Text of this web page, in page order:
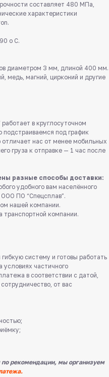
составляет 480 МПа,
характеристики
о С.
диаметром 3 мм, длиной 400 мм.
медь, магний, цирконий и другие
в круглосуточном
под график
отличает нас от менее мобильных
груза к отправке — 1 час после
разные способы доставки:
удобного вам населённого
ПО “Спецсплав”.
нашей компании.
транспортной компании.
систему и готовы работать
условиях частичного
в соответствии с датой,
от вас
рекомендации, мы организуем